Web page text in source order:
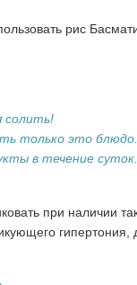
рис
солить!
только это
в течение суток.
при наличии